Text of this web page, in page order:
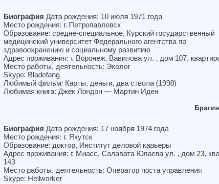
Биография Дата рождения: 10 июля 1971 года
Место рождения: г. Петропавловск
Образование: средне-специальное, Курский государственный
медицинский университет Федерального агентства по
здравоохранению и социальному развитию
Адрес проживания: г. Воронеж, Вавилова ул. , дом 107,
Место работы, деятельность: Эколог
Skype: Bladefang
Любимый фильм: Карты, деньги, два ствола (1998)
Любимая книга: Джек Лондон — Мартин Иден
Биография Дата рождения: 17 ноября 1974 года
Место рождения: г. Якутск
Образование: доктор, Институт деловой карьеры
Адрес проживания: г. Миасс, Салавата Юлаева ул. , дом 23,
143
Место работы, деятельность: Оператор поста управления
Skype: Hellworker